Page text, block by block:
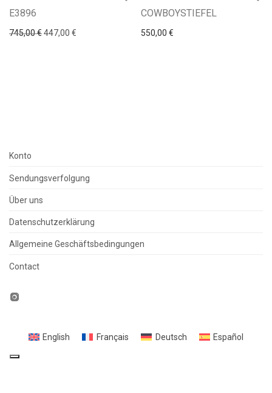
E3896
745,00€Ursprünglicher Preis war: 745,00 €
447,00 € Aktueller Preis ist: 447,00 €.
COWBOYSTIEFEL
550,00 €
Konto
Sendungsverfolgung
Über uns
Datenschutzerklärung
Allgemeine Geschäftsbedingungen
Contact
English Français Deutsch Español